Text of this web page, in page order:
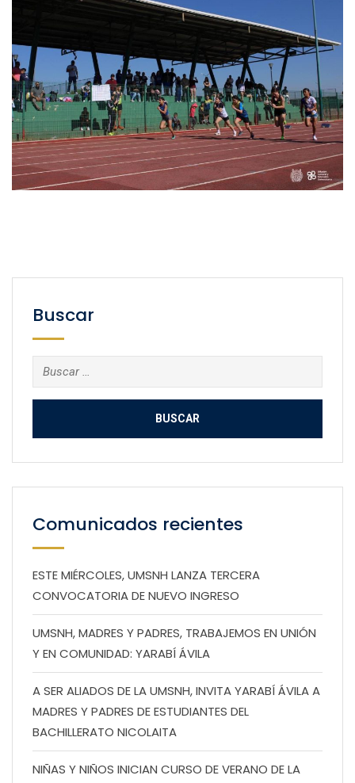
Buscar
Buscar:
Comunicados recientes
ESTE MIÉRCOLES, UMSNH LANZA TERCERA
CONVOCATORIA DE NUEVO INGRESO
UMSNH, MADRES Y PADRES, TRABAJEMOS EN UNIÓN
Y EN COMUNIDAD: YARABÍ ÁVILA
A SER ALIADOS DE LA UMSNH, INVITA YARABÍ ÁVILA A
MADRES Y PADRES DE ESTUDIANTES DEL
BACHILLERATO NICOLAITA
NIÑAS Y NIÑOS INICIAN CURSO DE VERANO DE LA